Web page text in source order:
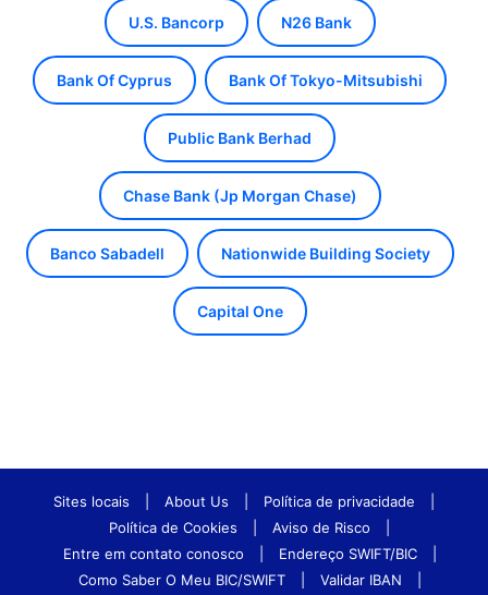
U.S. Bancorp N26 Bank
Bank Of Cyprus Bank Of Tokyo-Mitsubishi
Public Bank Berhad
Chase Bank (Jp Morgan Chase)
Banco Sabadell Nationwide Building Society
Capital One
Sites locais About Us Política de privacidade
Política de Cookies
Aviso de Risco
Entre em contato conosco
Endereço SWIFT/BIC
Como Saber O Meu BIC/SWIFT
Validar IBAN